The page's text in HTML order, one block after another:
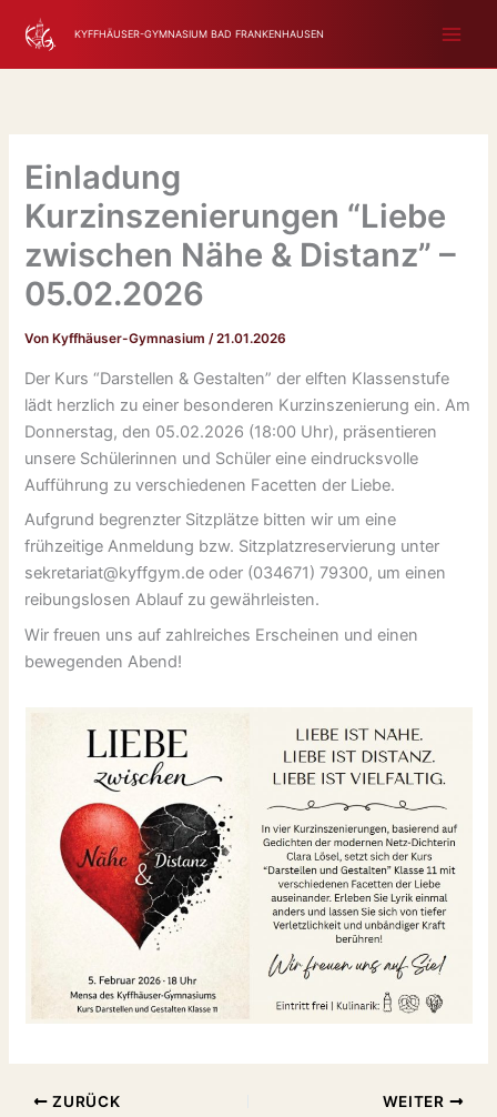
Inhalt
springen
KYFFHÄUSER-GYMNASIUM BAD FRANKENHAUSEN
Einladung
Kurzinszenierungen “Liebe
zwischen Nähe & Distanz” –
05.02.2026
Von Kyffhäuser-Gymnasium/21.01.2026
Der Kurs “Darstellen & Gestalten” der elften Klassenstufe
lädt herzlich zu einer besonderen Kurzinszenierung ein. Am
Donnerstag, den 05.02.2026 (18:00 Uhr), präsentieren
unsere Schülerinnen und Schüler eine eindrucksvolle
Aufführung zu verschiedenen Facetten der Liebe.
Aufgrund begrenzter Sitzplätze bitten wir um eine
frühzeitige Anmeldung bzw. Sitzplatzreservierung unter
sekretariat@kyffgym.de oder (034671) 79300, um einen
reibungslosen Ablauf zu gewährleisten.
Wir freuen uns auf zahlreiches Erscheinen und einen
bewegenden Abend!
ZURÜCK WEITER